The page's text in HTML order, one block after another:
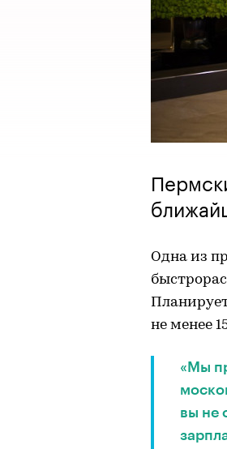
Одна из
не менее
«Мы
вы не